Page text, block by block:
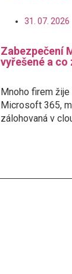
31. 07. 2026
Zabezpečení
vyřešené a co
Mnoho firem
Microsoft 365,
zálohovaná v